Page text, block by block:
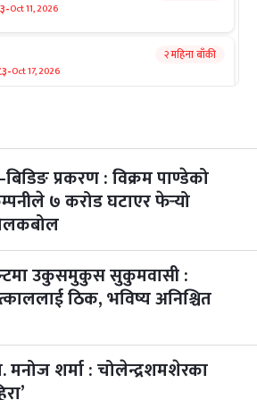
-Oct 11, 2026
-Oct 17, 2026
२ महिना बाँकी
-Oct 20, 2026
२ महिना बाँकी
व्रत २ महिना बाँकी
-Nov 8, 2026
३ महिना बाँकी
प्रकरण : विक्रम पाण्डेको
७ करोड घटाएर फेर्‍यो
उकुसमुकुस सुकुमवासी :
ठिक, भविष्य अनिश्चित
मनोज शर्मा : चोलेन्द्रशमशेरका